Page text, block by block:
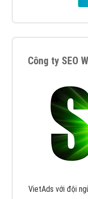
Công ty SEO
VietAds với đội